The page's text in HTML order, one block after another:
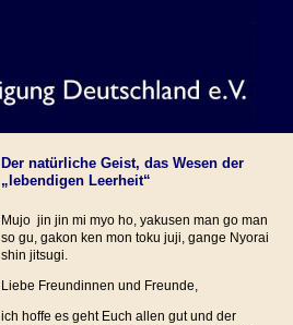
Der natürliche Geist, das Wesen der
„lebendigen Leerheit“
Mujo jin jin mi myo ho, yakusen man go man
so gu, gakon ken mon toku juji, gange Nyorai
shin jitsugi.
Liebe Freundinnen und Freunde,
ich hoffe es geht Euch allen gut und der